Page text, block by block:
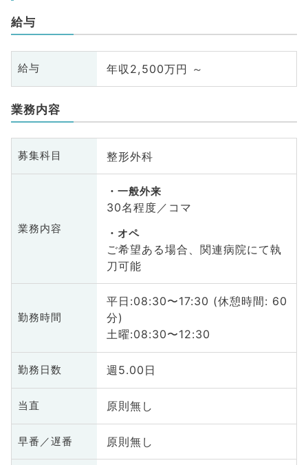
給与
給与 年収2,500万円 ～
業務内容
募集科目 整形外科
業務内容
一般外来
30名程度／コマ
オペ
ご希望ある場合、関連病院にて執
刀可能
勤務時間
平日:08:30〜17:30 (休憩時間: 60
分)
土曜:08:30〜12:30
勤務日数 週5.00日
当直 原則無し
早番／遅番 原則無し